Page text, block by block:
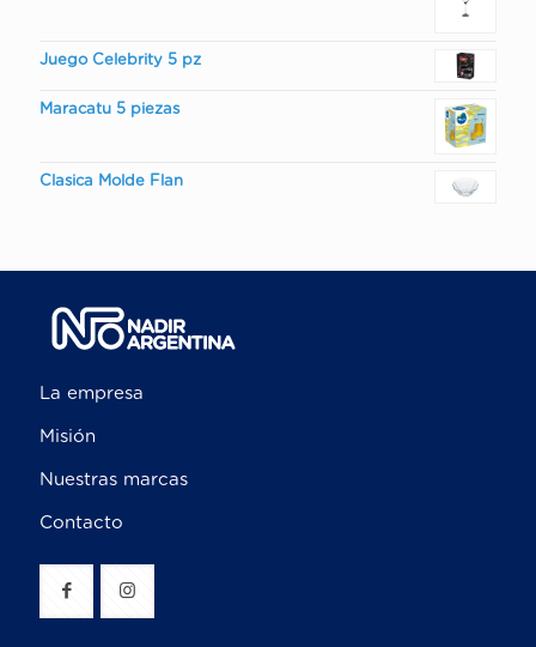
Juego Celebrity 5 pz
Maracatu 5 piezas
Clasica Molde Flan
La empresa
Misión
Nuestras marcas
Contacto